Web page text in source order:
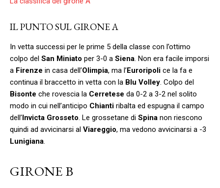
IL PUNTO SUL GIRONE A
In vetta successi per le prime 5 della classe con l’ottimo
colpo del San Miniato per 3-0 a Siena. Non era facile imporsi
a Firenze in casa dell’Olimpia, ma l’Euroripoli ce la fa e
continua il braccetto in vetta con la Blu Volley. Colpo del
Bisonte che rovescia la Cerretese da 0-2 a 3-2 nel solito
modo in cui nell’anticipo Chianti ribalta ed espugna il campo
dell’Invicta Grosseto. Le grossetane di Spina non riescono
quindi ad avvicinarsi al Viareggio, ma vedono avvicinarsi a -3
Lunigiana.
GIRONE B